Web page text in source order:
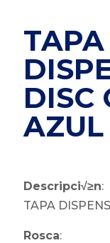
TAPA
DISC
AZUL
Descripci√≥n:
TAPA
Rosca: